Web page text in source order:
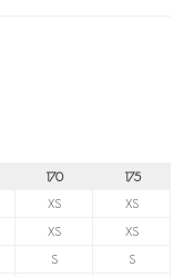
170
175
XS
XS
XS
XS
S
S